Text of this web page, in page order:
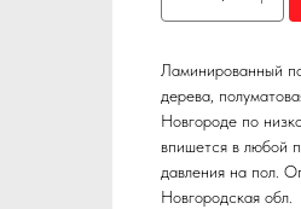
Ламинированный
дерева,
Новгороде по
впишется в любой
давления на пол.
Новгородская обл.